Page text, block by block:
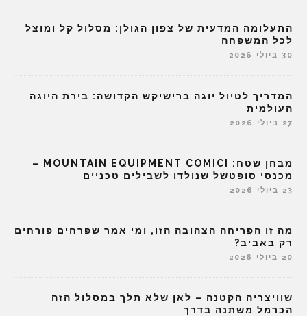
התעלומה המדעית של צפון הגולן: מסלול קל ומוצל
לכל המשפחה
30 ביולי 2026
המדריך לטיול יוגה ברישיקש הקדושה: בירת היוגה
העולמית
27 ביולי 2026
מבחן שטח: MOUNTAIN EQUIPMENT COMICI –
מכנסי סופטשל שנולדו לשבילים טכניים
23 ביולי 2026
מה זו הפריחה הצהובה הזו, ומי אמר שפרחים פורחים
רק באביב?
20 ביולי 2026
שוויצריה הקטנה – לאן שלא תלך במסלול הזה
הכרמל משתנה בדרך